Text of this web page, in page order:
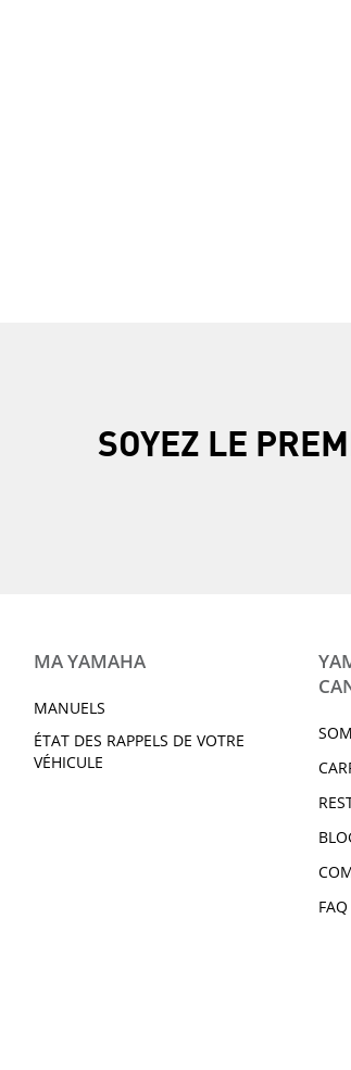
SOYEZ LE
MA YAMAHA
MANUELS
ÉTAT DES RAPPELS DE VOTRE
VÉHICULE
FAQ